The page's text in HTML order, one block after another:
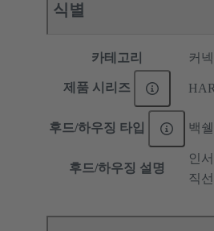
식별
카테고리 커
제품 시리즈
후드/하우징 타입 백
후드/하우징 설명
인
직